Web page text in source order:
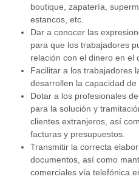
boutique, zapatería,
estancos, etc.
Dar a conocer las
para que los trabajadores
relación con el dinero en el
Facilitar a los trabajadores
desarrollen la capacidad
Dotar a los profesionales
para la solución y
clientes extranjeros, así
facturas y presupuestos.
Transmitir la correcta
documentos, así como
comerciales vía telefónica